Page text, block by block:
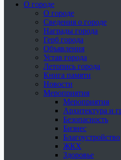
О городе
О городе
Сведения о городе
Награды города
Герб города
Объявления
Устав города
Летопись города
Книга памяти
Новости
Мероприятия
Мероприятия
Архитектура и
Безопасность
Бизнес
Благоустройство
ЖКХ
Здоровье